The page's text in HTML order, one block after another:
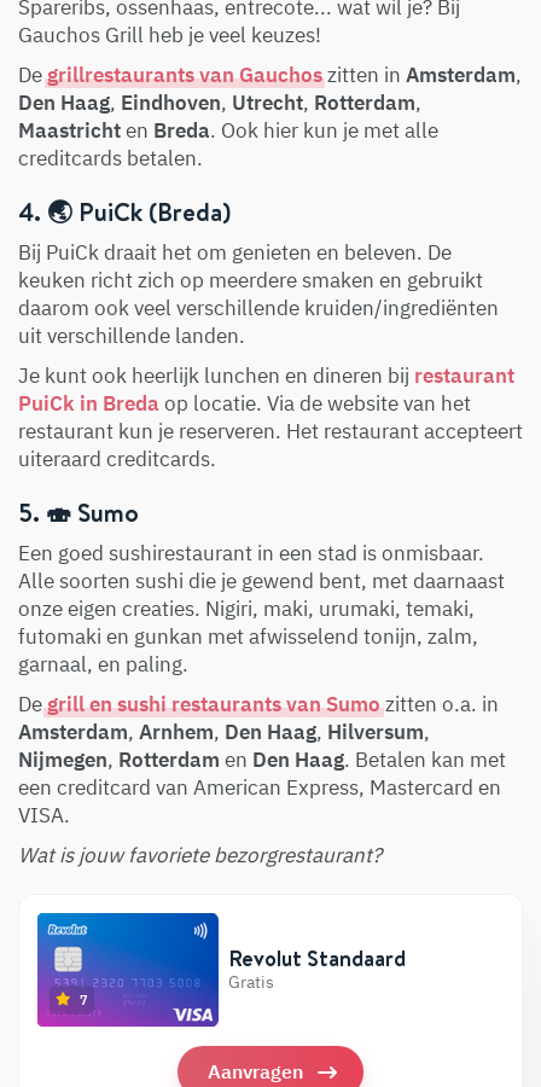
Spareribs, ossenhaas, entrecote... wat wil je? Bij
Gauchos Grill heb je veel keuzes!
Degrillrestaurants van Gauchoszitten in Amsterdam,
Den Haag, Eindhoven, Utrecht, Rotterdam,
Maastrichten Breda. Ook hier kun je met alle
creditcards betalen.
4. 🌏 PuiCk (Breda)
Bij PuiCk draait het om genieten en beleven. De
keuken richt zich op meerdere smaken en gebruikt
daarom ook veel verschillende kruiden/ingrediënten
uit verschillende landen.
Je kunt ook heerlijk lunchen en dineren bij restaurant
PuiCk in Breda op locatie. Via de website van het
restaurant kun je reserveren. Het restaurant accepteert
uiteraard creditcards.
5. 🍣 Sumo
Een goed sushirestaurant in een stad is onmisbaar.
Alle soorten sushi die je gewend bent, met daarnaast
onze eigen creaties. Nigiri, maki, urumaki, temaki,
futomaki en gunkan met afwisselend tonijn, zalm,
garnaal, en paling.
Degrill en sushi restaurants van Sumozitten o.a. in
Amsterdam, Arnhem, Den Haag, Hilversum,
Nijmegen, Rotterdam en Den Haag. Betalen kan met
een creditcard van American Express, Mastercard en
VISA.
Wat is jouw favoriete bezorgrestaurant?
Revolut Standaard
Gratis
7
Aanvragen